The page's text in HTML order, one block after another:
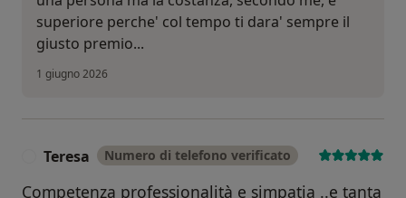
superiore perche' col tempo ti dara' sempre il
giusto premio...
1 giugno 2026
Teresa Numero di telefono verificato
Competenza professionalità e simpatia ..e tanta